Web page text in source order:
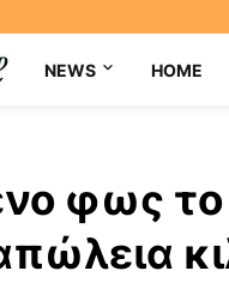
NEWS HOME
φως το